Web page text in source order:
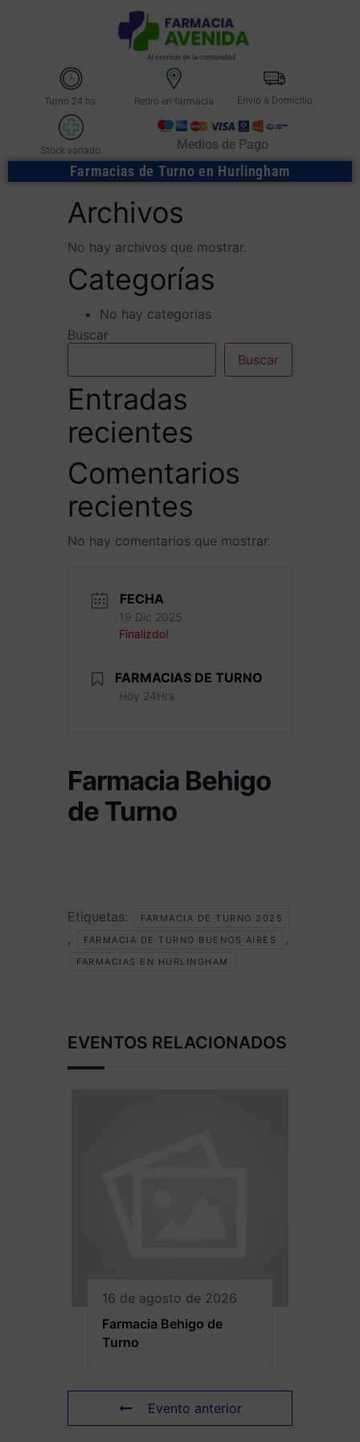
Al servicio de la comunidad
Turno 24 hs. Retiro en farmacia Envío a Domicilio
Stock variado Medios de Pago
Farmacias de Turno en Hurlingham
Archivos
No hay archivos que mostrar.
Categorías
No hay categorías
Buscar
Buscar
Entradas
recientes
Comentarios
recientes
No hay comentarios que mostrar.
FECHA
19 Dic 2025
Finalizdo!
FARMACIAS DE TURNO
Hoy 24Hrs
Farmacia Behigo
de Turno
Etiquetas: FARMACIA DE TURNO 2025
, FARMACIA DE TURNO BUENOS AIRES ,
FARMACIAS EN HURLINGHAM
EVENTOS RELACIONADOS
16 de agosto de 2026
Farmacia Behigo de
Turno
Evento anterior